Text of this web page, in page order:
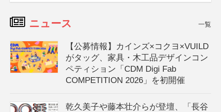
ニュース 一覧
【公募情報】カインズ×コクヨ×VUILD
がタッグ、家具・木工品デザインコン
ペティション「CDM Digi Fab
COMPETITION 2026」を初開催
乾久美子や藤本壮介らが登壇、「長谷